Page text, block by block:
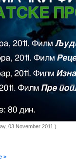
03 November 2011 )
>